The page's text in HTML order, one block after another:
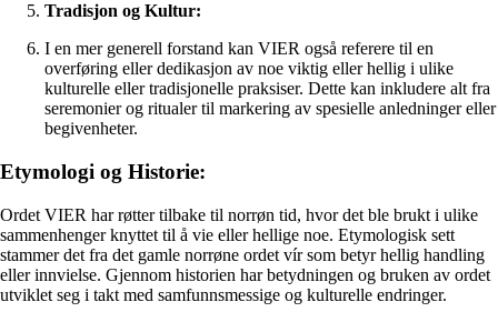
Tradisjon og Kultur:
I en mer generell forstand kan VIER også referere til en
overføring eller dedikasjon av noe viktig eller hellig i ulike
kulturelle eller tradisjonelle praksiser. Dette kan inkludere alt fra
seremonier og ritualer til markering av spesielle anledninger eller
begivenheter.
Etymologi og Historie:
Ordet VIER har røtter tilbake til norrøn tid, hvor det ble brukt i ulike
sammenhenger knyttet til å vie eller hellige noe. Etymologisk sett
stammer det fra det gamle norrøne ordet vír som betyr hellig handling
eller innvielse. Gjennom historien har betydningen og bruken av ordet
utviklet seg i takt med samfunnsmessige og kulturelle endringer.